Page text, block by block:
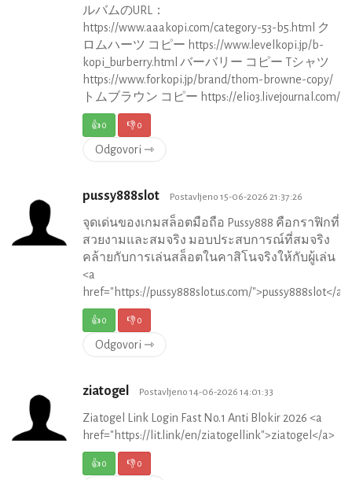
ルバムのURL：
https://www.aaakopi.com/category-53-b5.html ク
ロムハーツ コピー https://www.levelkopi.jp/b-
kopi_burberry.html バーバリー コピー Tシャツ
https://www.forkopi.jp/brand/thom-browne-copy/
トムブラウン コピー https://elio3.livejournal.com/
👍0 👎0
Odgovori ⇾
pussy888slot Postavljeno 15-06-2026 21:37:26
จุดเด่นของเกมสล็อตมือถือ Pussy888 คือกราฟิกที่
สวยงามและสมจริง มอบประสบการณ์ที่สมจริง
คล้ายกับการเล่นสล็อตในคาสิโนจริงให้กับผู้เล่น
<a
href="https://pussy888slot.us.com/">pussy888slot</a>
👍0 👎0
Odgovori ⇾
ziatogel Postavljeno 14-06-2026 14:01:33
Ziatogel Link Login Fast No.1 Anti Blokir 2026 <a
href="https://lit.link/en/ziatogellink">ziatogel</a>
👍0 👎0